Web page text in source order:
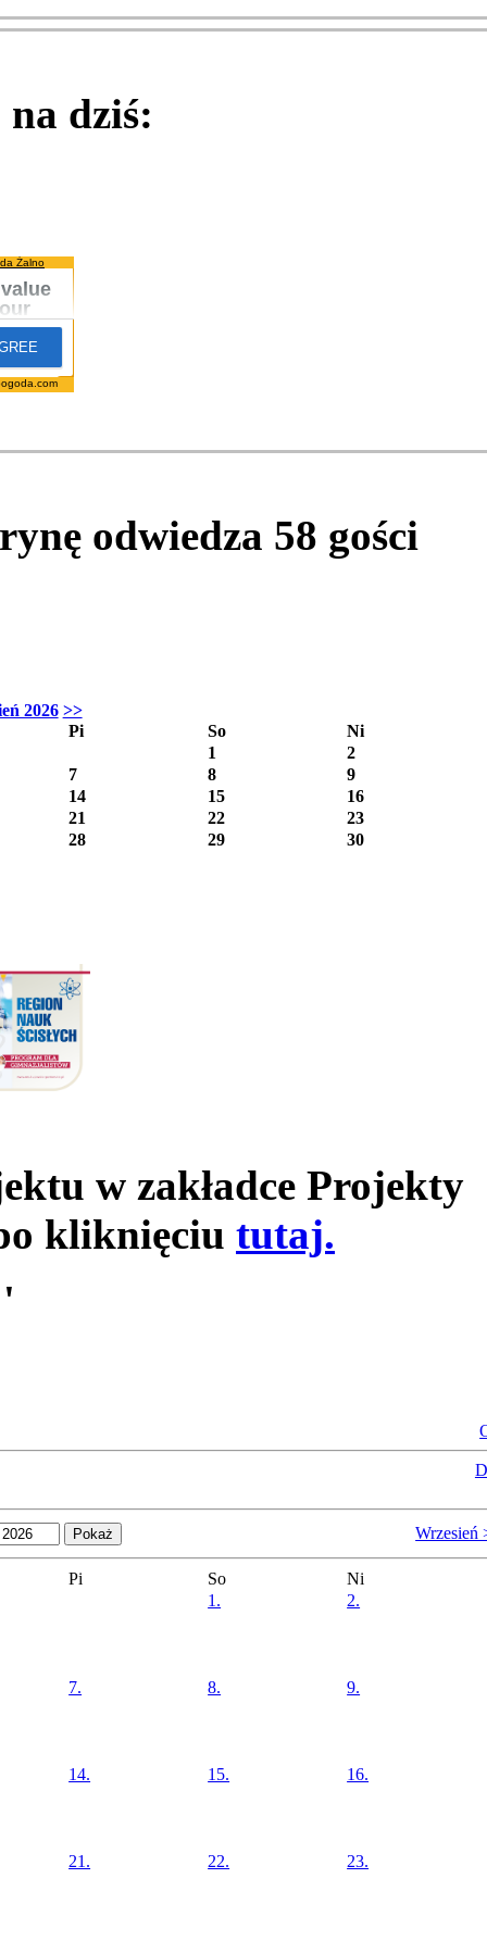
na dziś:
Żalno
odwiedza 58 gości
2026 >>
Pi
So
Ni
1
2
7
8
9
14
15
16
21
22
23
28
29 30
w zakładce Projekty
kliknięciu tutaj.
'
Wrzesień
Pi So
Ni
1.
2.
7. 8. 9.
14. 15. 16.
21. 22. 23.